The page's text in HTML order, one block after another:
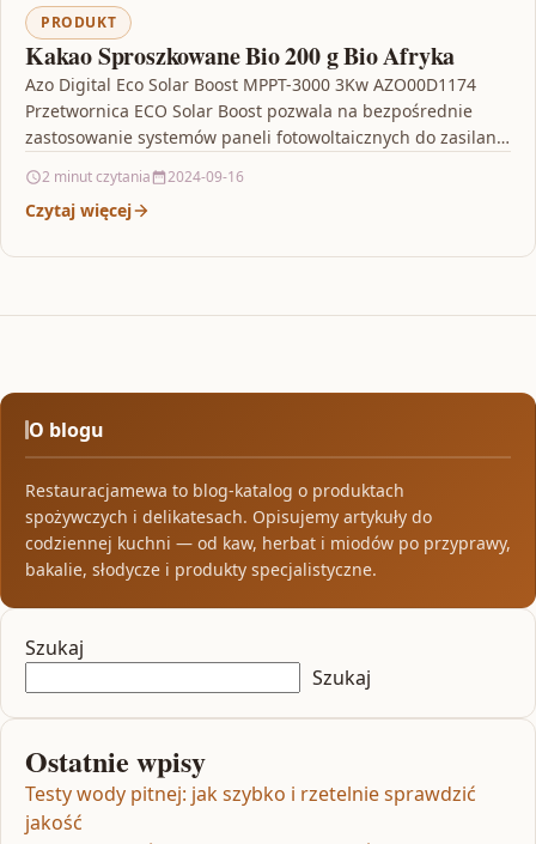
PRODUKT
Kakao Sproszkowane Bio 200 g Bio Afryka
Azo Digital Eco Solar Boost MPPT-3000 3Kw AZO00D1174
Przetwornica ECO Solar Boost pozwala na bezpośrednie
zastosowanie systemów paneli fotowoltaicznych do zasilania
2 minut czytania 2024-09-16
Czytaj więcej
O blogu
Restauracjamewa to blog-katalog o produktach
spożywczych i delikatesach. Opisujemy artykuły do
codziennej kuchni — od kaw, herbat i miodów po przyprawy,
bakalie, słodycze i produkty specjalistyczne.
Szukaj
Szukaj
Ostatnie wpisy
Testy wody pitnej: jak szybko i rzetelnie sprawdzić
jakość